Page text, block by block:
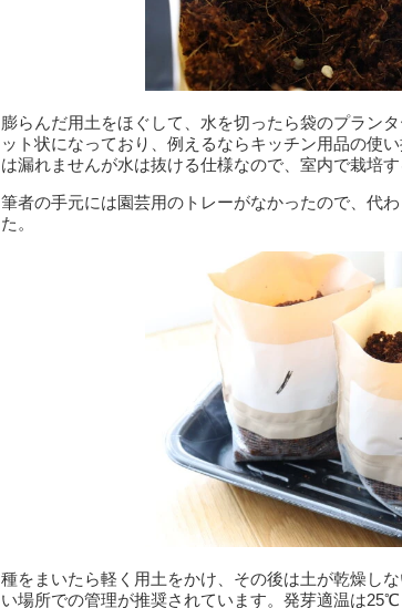
膨らんだ用土をほぐして、水を切ったら袋のプラン
ット状になっており、例えるならキッチン用品の使
は漏れませんが水は抜ける仕様なので、室内で栽培
筆者の手元には園芸用のトレーがなかったので、代
た。
種をまいたら軽く用土をかけ、その後は土が乾燥し
い場所での管理が推奨されています。発芽適温は